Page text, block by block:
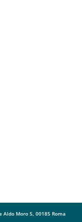
Aldo Moro 5, 00185 Roma